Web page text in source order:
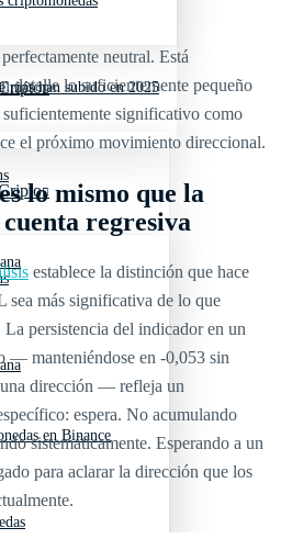
en Binance
más han subido en 2025
neutral. Está
detalle lo suficientemente pequeño
significativo como
el próximo movimiento direccional.
lo mismo que la
regresiva
establece la distinción que hace
sea más significativa de lo que
persistencia del indicador en un
— manteniéndose en -0,053 sin
dirección — refleja un
espera. No acumulando
sistemáticamente. Esperando a un
para aclarar la dirección que los